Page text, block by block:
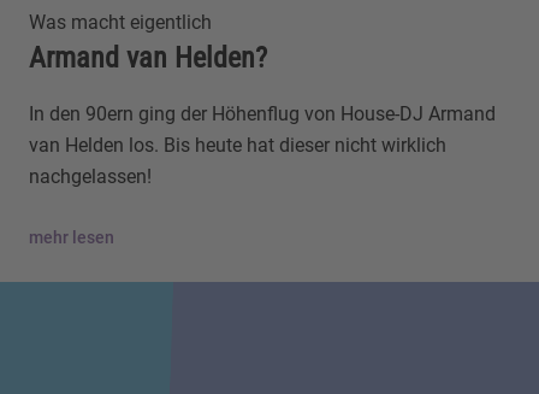
Was macht eigentlich
Armand van Helden?
In den 90ern ging der Höhenflug von House-DJ Armand
van Helden los. Bis heute hat dieser nicht wirklich
nachgelassen!
mehr lesen